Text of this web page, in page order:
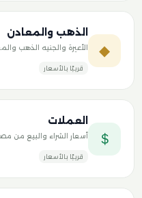
◆
الذهب والمعادن
الأعيرة والجنيه الذهب
قريبًا بالأسعار
＄
العملات
أسعار الشراء والبيع من
قريبًا بالأسعار